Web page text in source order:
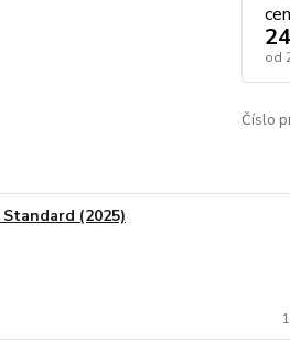
od
Číslo
(2025)